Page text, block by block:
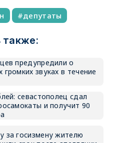
депутаты
также:
предупредили о
звуках в течение
севастополец сдал
и получит 90
за госизмену жителю